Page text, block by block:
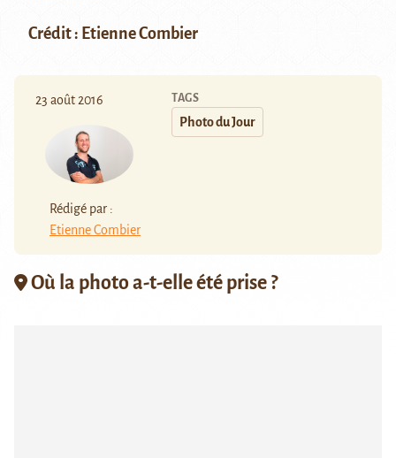
Crédit : Etienne Combier
23 août 2016
Rédigé par :
Etienne Combier
TAGS
Photo du Jour
Où la photo a-t-elle été prise ?